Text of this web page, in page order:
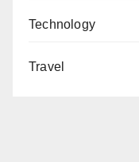
Technology
Travel